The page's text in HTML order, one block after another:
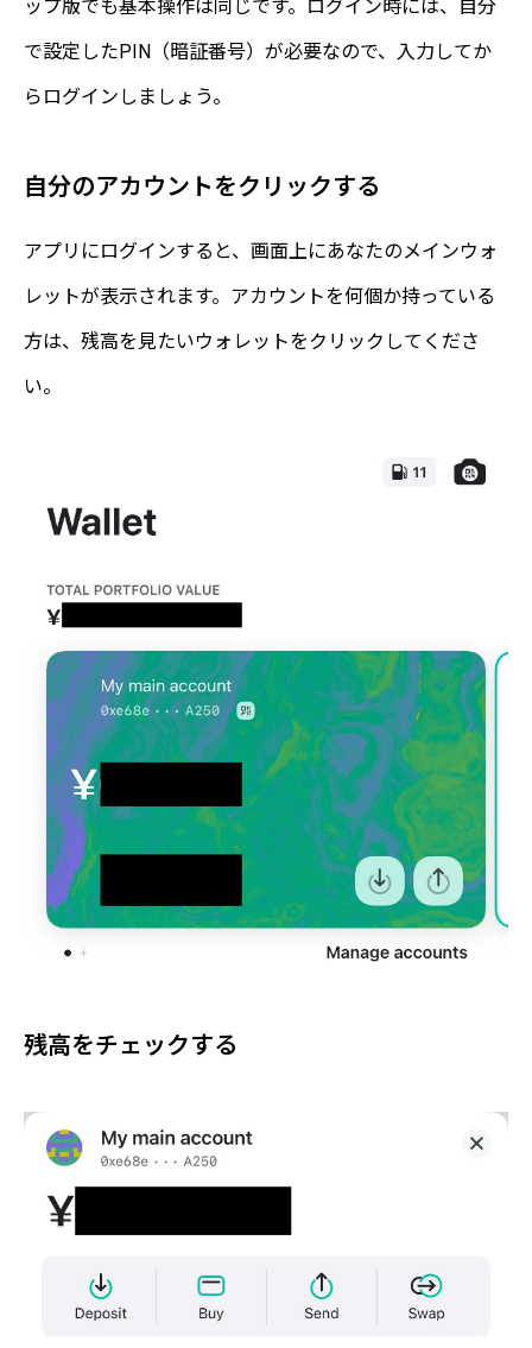
ップ版でも基本操作は同じです。ログイン時には、自分
で設定したPIN（暗証番号）が必要なので、入力してか
らログインしましょう。
自分のアカウントをクリックする
アプリにログインすると、画面上にあなたのメインウォ
レットが表示されます。アカウントを何個か持っている
方は、残高を見たいウォレットをクリックしてくださ
い。
残高をチェックする